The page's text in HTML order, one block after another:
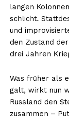
langen
schlicht.
und
den Zustand
drei Jahren
Was früher als
galt, wirkt nun
Russland den
zusammen –